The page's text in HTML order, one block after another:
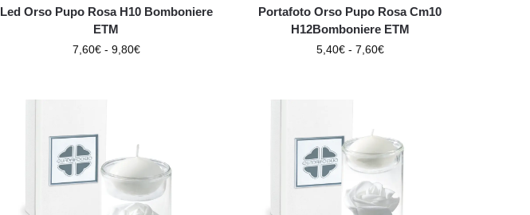
Led Orso Pupo Rosa H10 Bomboniere
ETM
7,60€ - 9,80€
Portafoto Orso Pupo Rosa Cm10
H12Bomboniere ETM
5,40€ - 7,60€